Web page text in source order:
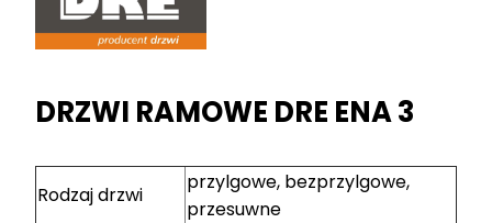
DRZWI RAMOWE DRE ENA 3
Rodzaj drzwi
przylgowe, bezprzylgowe,
przesuwne